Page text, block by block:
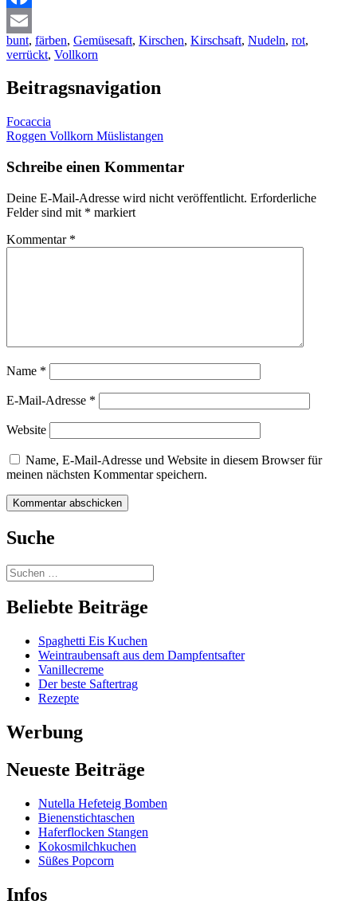
Facebook
Email
bunt, färben, Gemüsesaft, Kirschen, Kirschsaft, Nudeln, rot,
verrückt, Vollkorn
Beitragsnavigation
Focaccia
Roggen Vollkorn Müslistangen
Schreibe einen Kommentar
Deine E-Mail-Adresse wird nicht veröffentlicht. Erforderliche
Felder sind mit * markiert
Kommentar *
Name *
E-Mail-Adresse *
Website
Name, E-Mail-Adresse und Website in diesem Browser für
meinen nächsten Kommentar speichern.
Suche
Beliebte Beiträge
Spaghetti Eis Kuchen
Weintraubensaft aus dem Dampfentsafter
Vanillecreme
Der beste Saftertrag
Rezepte
Werbung
Neueste Beiträge
Nutella Hefeteig Bomben
Bienenstichtaschen
Haferflocken Stangen
Kokosmilchkuchen
Süßes Popcorn
Infos